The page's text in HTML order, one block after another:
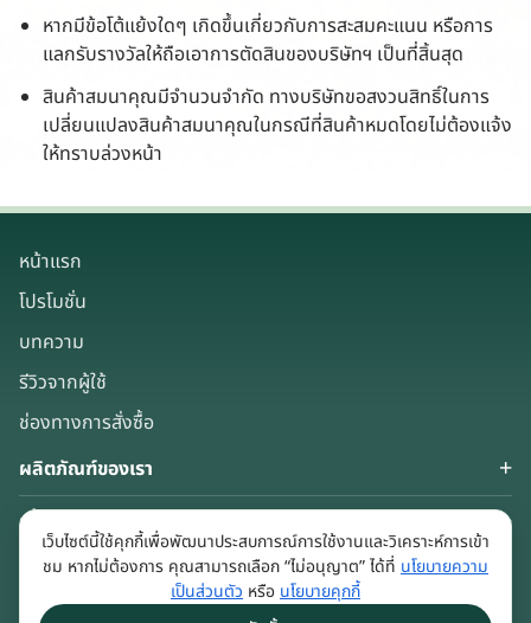
หากมีข้อโต้แย้งใดๆ เกิดขึ้นเกี่ยวกับการสะสมคะแนน หรือการ
แลกรับรางวัลให้ถือเอาการตัดสินของบริษัทฯ เป็นที่สิ้นสุด
สินค้าสมนาคุณมีจำนวนจำกัด ทางบริษัทขอสงวนสิทธิ์ในการ
เปลี่ยนแปลงสินค้าสมนาคุณในกรณีที่สินค้าหมดโดยไม่ต้องแจ้ง
ให้ทราบล่วงหน้า
หน้าแรก
โปรโมชั่น
บทความ
รีวิวจากผู้ใช้
ช่องทางการสั่งซื้อ
ผลิตภัณฑ์ของเรา
เกี่ยวกับเรา
Keep in touch
เว็บไซต์นี้ใช้คุกกี้เพื่อพัฒนาประสบการณ์การใช้งานและวิเคราะห์การเข้า
ชม หากไม่ต้องการ คุณสามารถเลือก “ไม่อนุญาต” ได้ที่ นโยบายความ
เป็นส่วนตัว หรือ นโยบายคุกกี้